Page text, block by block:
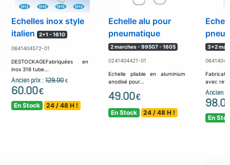
Echelles inox style
italien
2+1 - 1610
0641404572-01
DESTOCKAGEFabriquées en
inox 316 tube...
Ancien prix : 129.00 €
60.00€
En Stock 24 / 48 H !
Echelle alu pour
pneumatique
2 marches - 99507 - 1605
0241404421-01
Echelle pliable en aluminium
anodisé pour...
49.00€
En Stock 24 / 48 H !
3+2
avec
Ancien
En